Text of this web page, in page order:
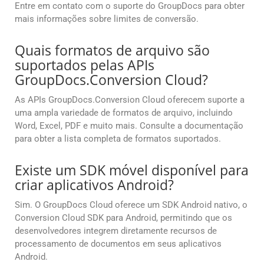
Entre em contato com o suporte do GroupDocs para obter
mais informações sobre limites de conversão.
Quais formatos de arquivo são
suportados pelas APIs
GroupDocs.Conversion Cloud?
As APIs GroupDocs.Conversion Cloud oferecem suporte a
uma ampla variedade de formatos de arquivo, incluindo
Word, Excel, PDF e muito mais. Consulte a documentação
para obter a lista completa de formatos suportados.
Existe um SDK móvel disponível para
criar aplicativos Android?
Sim. O GroupDocs Cloud oferece um SDK Android nativo, o
Conversion Cloud SDK para Android, permitindo que os
desenvolvedores integrem diretamente recursos de
processamento de documentos em seus aplicativos
Android.